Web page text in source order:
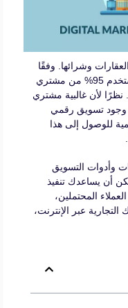
وشرائها. وفقًا
للرابطة الوطنية للوسطاء العقاريين، يستخدم 95% من مشتري
نظرًا لأن غالبية مشتري
وجود تسويق رقمي
للوصول إلى هذا
وأدوات التسويق
أن يساعدك تنفيذ
المحتملين،
عبر الإنترنت،